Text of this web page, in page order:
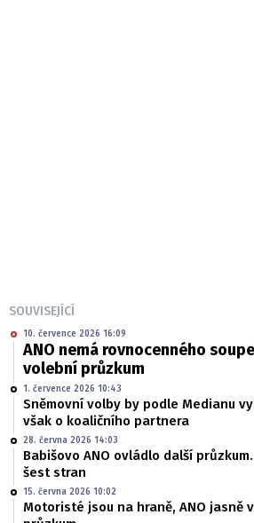
SOUVISEJÍCÍ
10. července 2026 16:09
ANO nemá rovnocenného
volební průzkum
1. července 2026 10:43
Sněmovní volby by podle Medianu
však o koaličního partnera
28. června 2026 14:03
Babišovo ANO ovládlo další
šest stran
15. června 2026 10:02
Motoristé jsou na hraně, ANO jasně